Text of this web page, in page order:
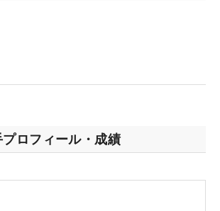
終的に19位タイまでの21人が合格し
マさんルーキー」神谷和奏の合格
ロフィール・成績